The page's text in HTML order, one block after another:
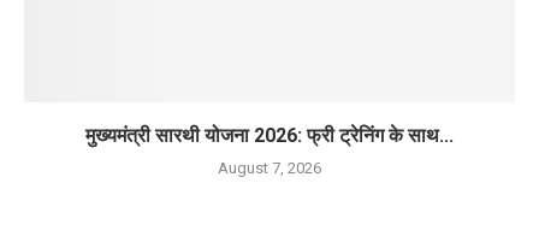
मुख्यमंत्री सारथी योजना 2026: फ्री ट्रेनिंग के साथ...
August 7, 2026